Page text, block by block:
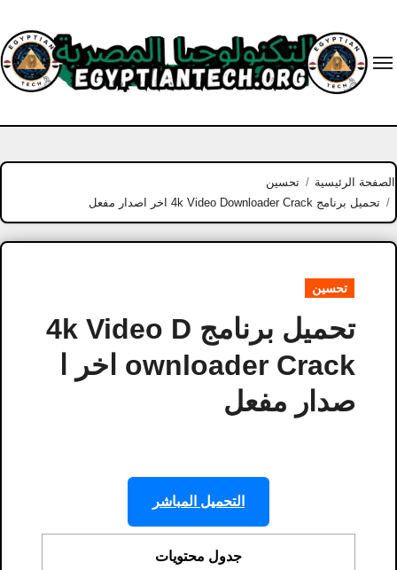
content
الصفحة الرئيسية
تحسين
تحميل برنامج 4k Video Downloader Crack اخر اصدار مفعل
تحسين
تحميل برنامج 4k Video D
ownloader Crack اخر ا
صدار مفعل
التحميل المباشر
جدول محتويات